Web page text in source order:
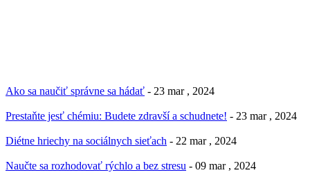
Ako sa naučiť správne sa hádať - 23 mar , 2024
Prestaňte jesť chémiu: Budete zdravší a schudnete! - 23 mar , 2024
Diétne hriechy na sociálnych sieťach - 22 mar , 2024
Naučte sa rozhodovať rýchlo a bez stresu - 09 mar , 2024